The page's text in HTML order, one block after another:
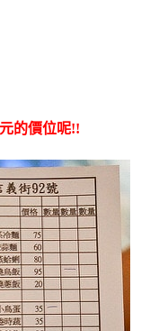
的價位呢!!